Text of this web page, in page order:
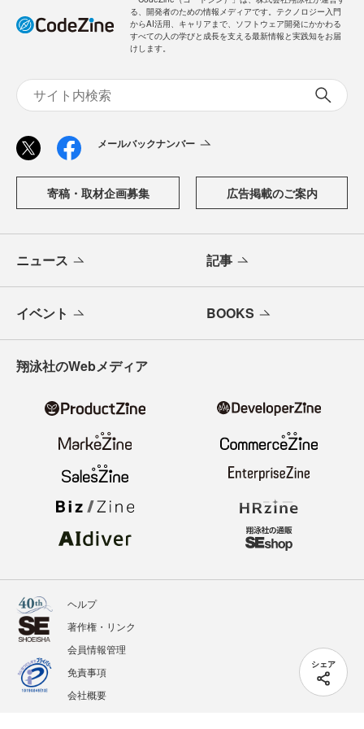
シェア
る、開発者のための情報メディアです。テクノロジー入門
からAI活用、キャリアまで、ソフトウェア開発にかかわる
すべての人の学びと成長を支える最新情報と実践知をお届
けします。
メールバックナンバー
寄稿・取材企画募集 広告掲載のご案内
ニュース 記事
イベント BOOKS
翔泳社のWebメディア
ヘルプ
著作権・リンク
会員情報管理
免責事項
会社概要